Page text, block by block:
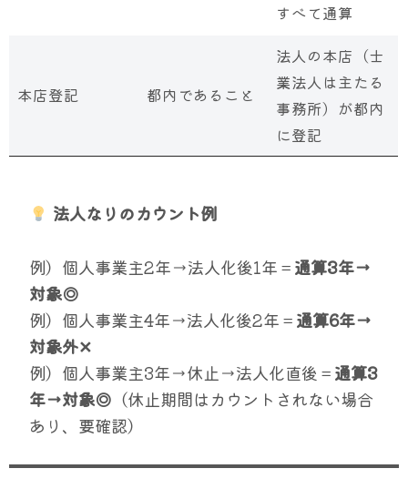
すべて通算
本店登記 都内であること
法人の本店（士
業法人は主たる
事務所）が都内
に登記
法人なりのカウント例
例）個人事業主2年→法人化後1年＝通算3年→
対象◎
例）個人事業主4年→法人化後2年＝通算6年→
対象外✕
例）個人事業主3年→休止→法人化直後＝通算3
年→対象◎ （休止期間はカウントされない場合
あり、要確認）